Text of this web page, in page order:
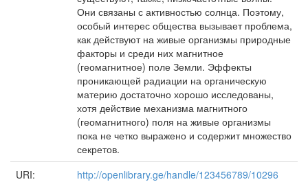
Они связаны с активностью солнца. Поэтому,
особый интерес общества вызывает проблема,
как действуют на живые организмы природные
факторы и среди них магнитное
(геомагнитное) поле Земли. Эффекты
проникающей радиации на органическую
материю достаточно хорошо исследованы,
хотя действие механизма магнитного
(геомагнитного) поля на живые организмы
пока не четко выражено и содержит множество
секретов.
URI:
http://openlibrary.ge/handle/123456789/10296